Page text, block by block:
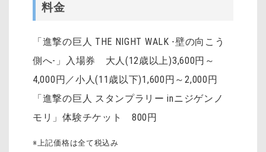
料金
「進撃の巨人 THE NIGHT WALK -壁の向こう
側へ-」入場券 大人(12歳以上)3,600円～
4,000円／小人(11歳以下)1,600円～2,000円
「進撃の巨人 スタンプラリー inニジゲンノ
モリ」体験チケット 800円
※上記価格は全て税込み